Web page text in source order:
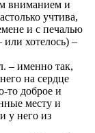
вниманием и
учтива,
и с печалью
или хотелось) –
– именно так,
на сердце
то доброе и
месту и
у него из